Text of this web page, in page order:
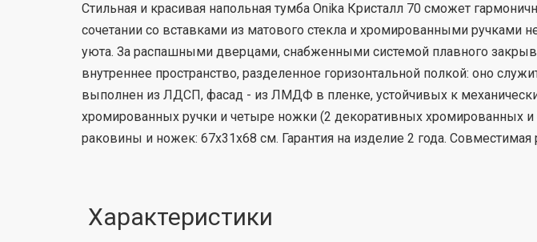
Стильная и красивая напольная тумба Onika Кристалл 70 сможет
сочетании со вставками из матового стекла и хромированными
уюта. За распашными дверцами, снабженными системой плавного
внутреннее пространство, разделенное горизонтальной полкой: оно
выполнен из ЛДСП, фасад - из ЛМДФ в пленке, устойчивых к
хромированных ручки и четыре ножки (2 декоративных хромированных
раковины и ножек: 67х31х68 см. Гарантия на изделие 2 года. Совместимая
Характеристики